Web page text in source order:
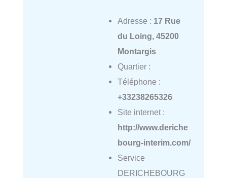
Adresse : 17 Rue
du Loing, 45200
Montargis
Quartier :
Téléphone :
+33238265326
Site internet :
http://www.deriche
bourg-interim.com/
Service
DERICHEBOURG